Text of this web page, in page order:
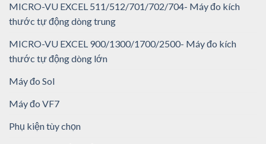
MICRO-VU EXCEL 511/512/701/702/704- Máy đo kích
thước tự động dòng trung
MICRO-VU EXCEL 900/1300/1700/2500- Máy đo kích
thước tự động dòng lớn
Máy đo Sol
Máy đo VF7
Phụ kiện tùy chọn